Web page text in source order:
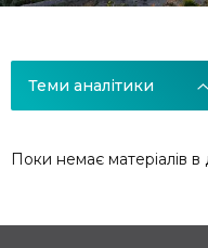
Теми аналітики
Війна в Україні
Моніторинги
Архів за
Поки немає матеріалів в